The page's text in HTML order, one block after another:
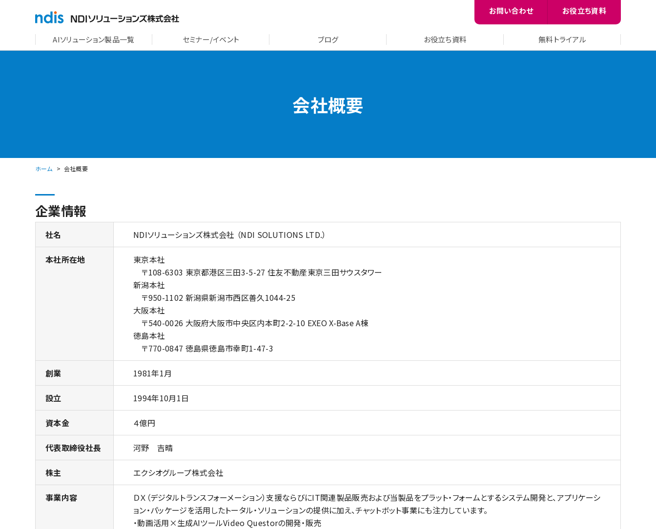
お問い合わせ お役立ち資料
AIソリューション製品一覧 セミナー/イベント ブログ お役立ち資料 無料トライアル
会社概要
ホーム 会社概要
企業情報
社名 NDIソリューションズ株式会社 （NDI SOLUTIONS LTD.）
本社所在地
東京本社
〒108-6303 東京都港区三田3-5-27 住友不動産東京三田サウスタワー
新潟本社
〒950-1102 新潟県新潟市西区善久1044-25
大阪本社
〒540-0026 大阪府大阪市中央区内本町2-2-10 EXEO X-Base A棟
徳島本社
〒770-0847 徳島県徳島市幸町1-47-3
創業 1981年1月
設立 1994年10月1日
資本金 ４億円
代表取締役社長 河野 吉晴
株主 エクシオグループ株式会社
事業内容
ＤＸ（デジタルトランスフォーメーション）支援ならびにIT関連製品販売および当製品をプラット・フォームとするシステム開発と、アプリケーシ
ョン・パッケージを活用したトータル・ソリューションの提供に加え、チャットボット事業にも注力しています。
・動画活用×生成AIツールVideo Questorの開発・販売